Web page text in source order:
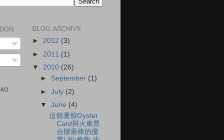
BLOG ARCHIVE
► 2012 (3)
► 2011 (1)
▼ 2010 (26)
► September (1)
►July (2)
▼June (4)
這個暑假Oyster
Card與火車票
合辦最棒的優